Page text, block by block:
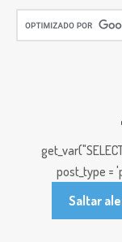
post_type =
Saltar